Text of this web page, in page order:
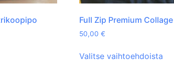
Full Zip Premium Collage
50,00 €
Valitse vaihtoehdoista